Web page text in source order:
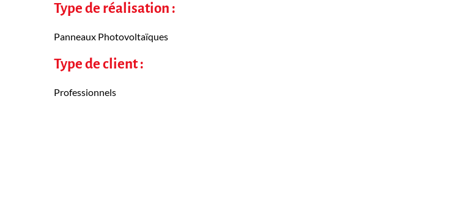
Type de réalisation :
Panneaux Photovoltaïques
Type de client :
Professionnels